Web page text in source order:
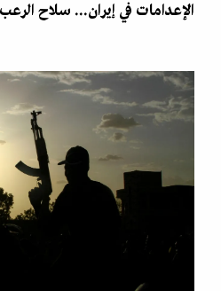
الإعدامات في إيران... سلاح